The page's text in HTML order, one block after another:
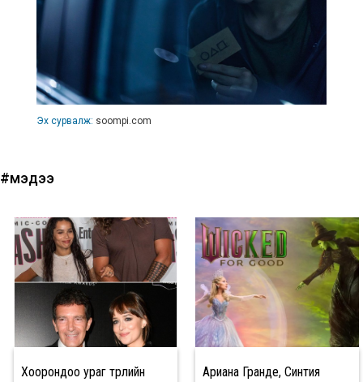
Эх сурвалж: soompi.com
#мэдээ
Хоорондоо ураг төрлийн
Ариана Гранде, Синтия